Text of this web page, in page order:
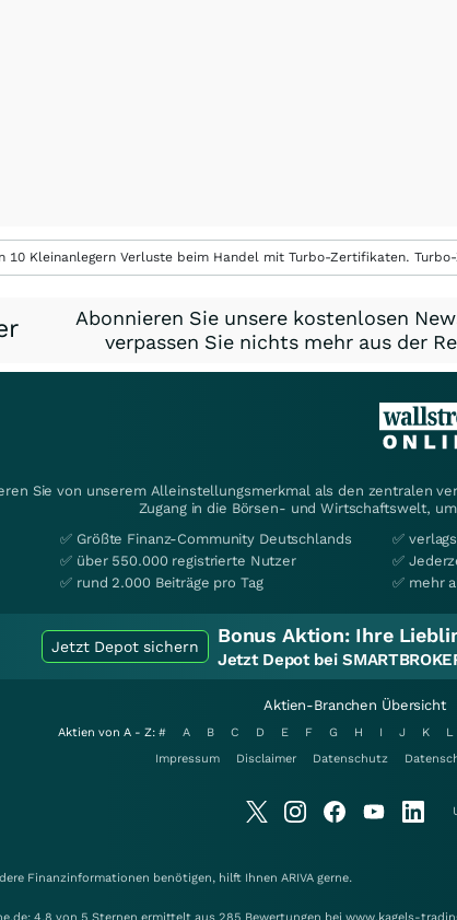
10 Kleinanlegern Verluste beim Handel mit Turbo-Zertifikaten.
Abonnieren Sie unsere kostenlosen
verpassen Sie nichts mehr aus der
Sie von unserem Alleinstellungsmerkmal als den zentralen
Zugang in die Börsen- und Wirtschaftswelt,
✅ Größte Finanz-Community Deutschlands
✅ über 550.000 registrierte Nutzer
✅ rund 2.000 Beiträge pro Tag
✅
✅
✅ mehr
Jetzt Depot sichern Bonus Aktion: Ihre
Jetzt Depot bei
Aktien-Branchen Übersicht
Aktien von A - Z: # A B C D E F G H I J K L
Impressum
Disclaimer Datenschutz
Finanzinformationen benötigen, hilft Ihnen ARIVA gerne.